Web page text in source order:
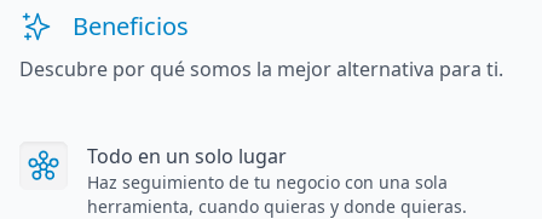
Beneficios
Descubre por qué somos la mejor alternativa para ti.
Todo en un solo lugar
Haz seguimiento de tu negocio con una sola
herramienta, cuando quieras y donde quieras.